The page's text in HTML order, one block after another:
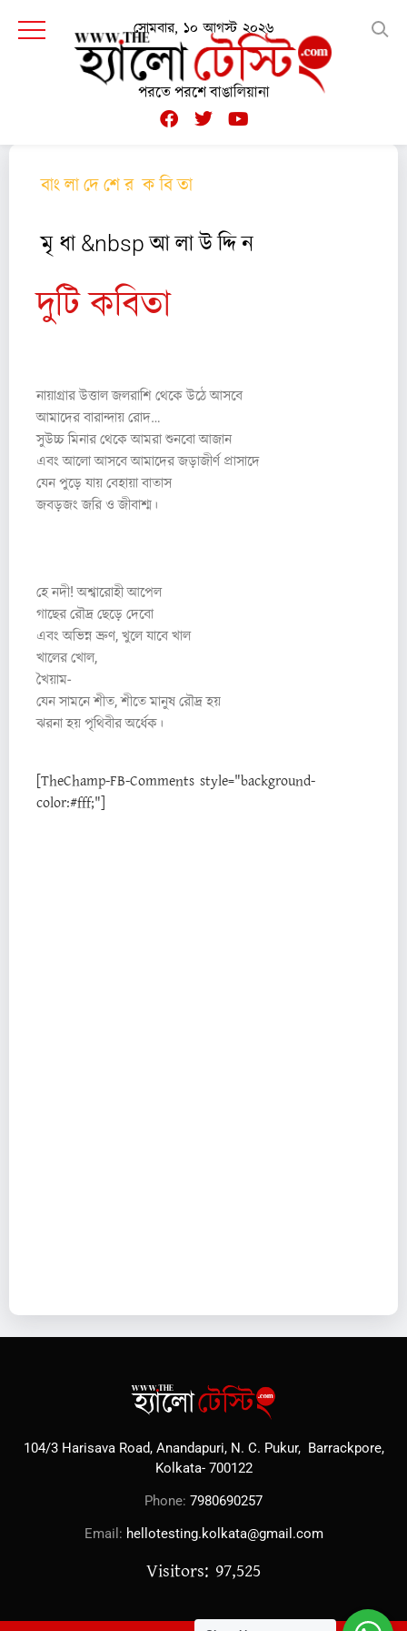
সোমবার, ১০ আগস্ট ২০২৬
পরতে পরশে বাঙালিয়ানা
বাং লা দে শে র ক বি তা
মৃ ধা &nbsp আ লা উ দ্দি ন
দুটি কবিতা
নায়াগ্রার উত্তাল জলরাশি থেকে উঠে আসবে
আমাদের বারান্দায় রোদ…
সুউচ্চ মিনার থেকে আমরা শুনবো আজান
এবং আলো আসবে আমাদের জড়াজীর্ণ প্রাসাদে
যেন পুড়ে যায় বেহায়া বাতাস
জবড়জং জরি ও জীবাশ্ম।
হে নদী! অশ্বারোহী আপেল
গাছের রৌদ্র ছেড়ে দেবো
এবং অভিন্ন ভ্রুণ, খুলে যাবে খাল
খালের খোল,
খৈয়াম-
যেন সামনে শীত, শীতে মানুষ রৌদ্র হয়
ঝরনা হয় পৃথিবীর অর্ধেক।
[TheChamp-FB-Comments style="background-
color:#fff;"]
104/3 Harisava Road, Anandapuri, N. C. Pukur, Barrackpore,
Kolkata- 700122
Phone: 7980690257
Email: hellotesting.kolkata@gmail.com
Visitors: 97,525